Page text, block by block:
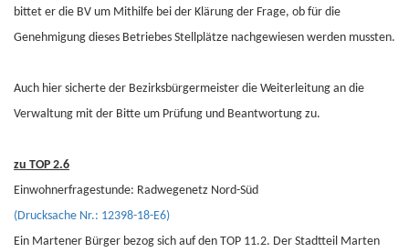
bittet er die BV um Mithilfe bei der Klärung der Frage, ob für die
Genehmigung dieses Betriebes Stellplätze nachgewiesen werden mussten.
Auch hier sicherte der Bezirksbürgermeister die Weiterleitung an die
Verwaltung mit der Bitte um Prüfung und Beantwortung zu.
zu TOP 2.6
Einwohnerfragestunde: Radwegenetz Nord-Süd
(Drucksache Nr.: 12398-18-E6)
Ein Martener Bürger bezog sich auf den TOP 11.2. Der Stadtteil Marten